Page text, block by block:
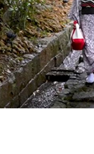
»Les 3